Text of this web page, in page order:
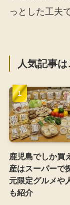
っとした工夫
人気記事は
鹿児島でしか買
産はスーパーで
元限定グルメや
も紹介